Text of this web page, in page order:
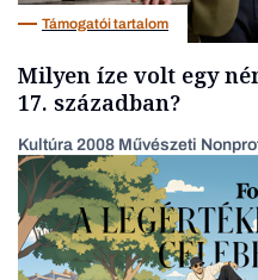
Támogatói tartalom
Milyen íze volt egy
17. században?
Kultúra 2008 Művészeti